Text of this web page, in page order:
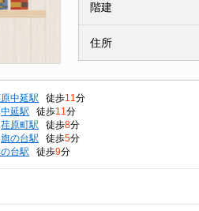
階建
住所
中延駅 徒歩11 分
中延駅 徒歩11 分
荏原町駅 徒歩8分
旗の台駅 徒歩5分
台駅 徒歩9分